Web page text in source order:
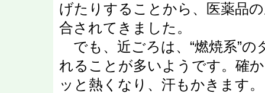
げたりすることから、医薬品
合されてきました。
でも、近ごろは、“燃焼系”
れることが多いようです。確
ッと熱くなり、汗もかきます